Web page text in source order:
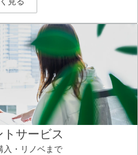
サービス
入・リノベまで